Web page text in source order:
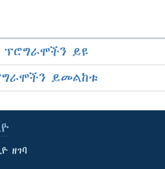
ፕሮግራሞችን ይዩ
ይመልከቱ
ዘገባ